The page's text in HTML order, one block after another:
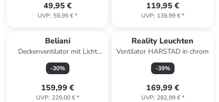
49,95 €
UVP: 59,95 €*
119,95 €
UVP: 139,99 €*
Beliani
Deckenventilator mit Licht
LOGAR in Rosa - (W) 90 x (H)
43 x (L) 90 cm
-30%
159,99 €
UVP: 229,00 €*
Reality Leuchten
Ventilator HARSTAD in chrom
-39%
169,99 €
UVP: 282,99 €*